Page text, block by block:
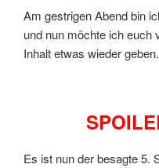
Am gestrigen Abend bin
und nun möchte ich euch
Inhalt etwas wieder
Es ist nun der besagte 5.